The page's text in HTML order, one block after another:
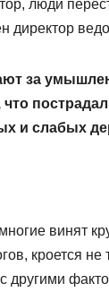
люди
директор
за
и слабых
винят
кроется
другими